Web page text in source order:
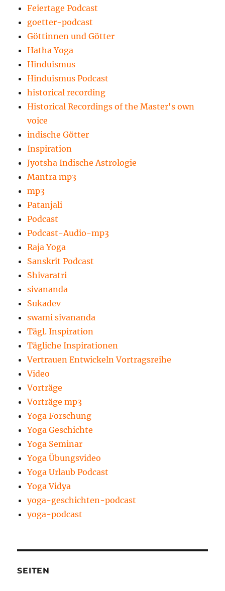
Feiertage Podcast
goetter-podcast
Göttinnen und Götter
Hatha Yoga
Hinduismus
Hinduismus Podcast
historical recording
Historical Recordings of the Master's own
voice
indische Götter
Inspiration
Jyotsha Indische Astrologie
Mantra mp3
mp3
Patanjali
Podcast
Podcast-Audio-mp3
Raja Yoga
Sanskrit Podcast
Shivaratri
sivananda
Sukadev
swami sivananda
Tägl. Inspiration
Tägliche Inspirationen
Vertrauen Entwickeln Vortragsreihe
Video
Vorträge
Vorträge mp3
Yoga Forschung
Yoga Geschichte
Yoga Seminar
Yoga Übungsvideo
Yoga Urlaub Podcast
Yoga Vidya
yoga-geschichten-podcast
yoga-podcast
SEITEN